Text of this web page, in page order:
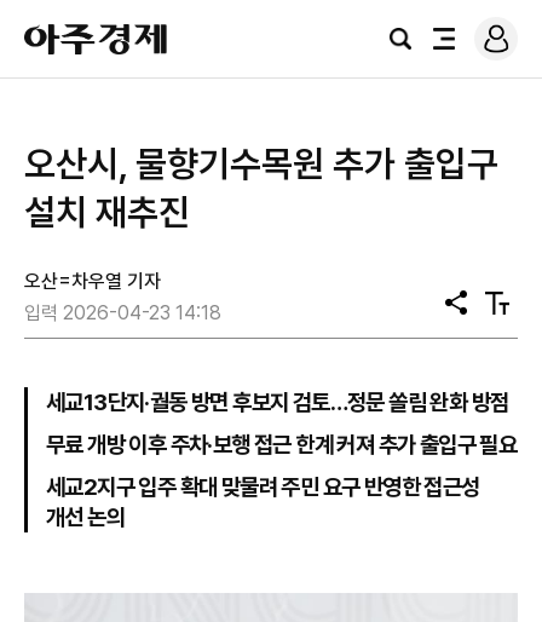
아
주
경
검
전
로
그
오산시, 물향기수목원 추가 출입구
설치 재추진
오산=차우열 기자
입력 2026-04-23 14:18
공
유
텍
스
기
세교13단지·궐동 방면 후보지 검토…정문 쏠림 완화 방점
무료 개방 이후 주차·보행 접근 한계 커져 추가 출입구 필요
세교2지구 입주 확대 맞물려 주민 요구 반영한 접근성
개선 논의